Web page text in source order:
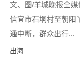
文、图/羊城晚报全
信宜市石垌村至朝阳
通中断，群众出行...
出海